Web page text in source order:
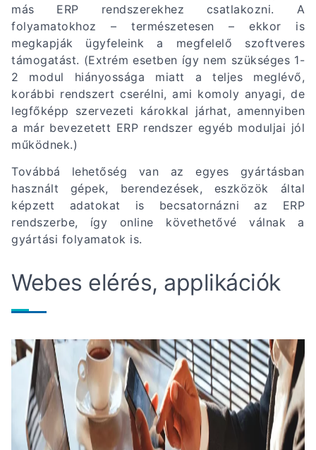
más ERP rendszerekhez csatlakozni. A
folyamatokhoz – természetesen – ekkor is
megkapják ügyfeleink a megfelelő szoftveres
támogatást. (Extrém esetben így nem szükséges 1-
2 modul hiányossága miatt a teljes meglévő,
korábbi rendszert cserélni, ami komoly anyagi, de
legfőképp szervezeti károkkal járhat, amennyiben
a már bevezetett ERP rendszer egyéb moduljai jól
működnek.)
Továbbá lehetőség van az egyes gyártásban
használt gépek, berendezések, eszközök által
képzett adatokat is becsatornázni az ERP
rendszerbe, így online követhetővé válnak a
gyártási folyamatok is.
Webes elérés, applikációk